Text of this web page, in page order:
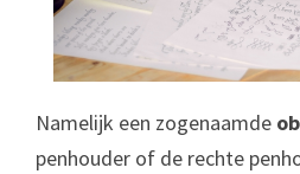
Namelijk een zogenaamde
penhouder of de rechte